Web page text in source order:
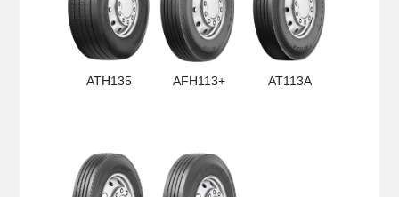
ATH135 AFH113+ AT113A